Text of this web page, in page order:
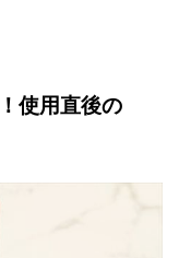
使用直後の